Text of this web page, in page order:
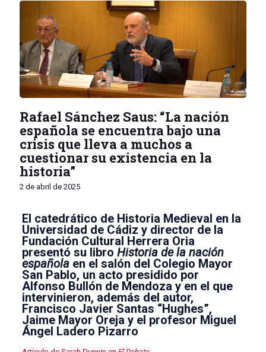
Rafael Sánchez Saus: “La nación
española se encuentra bajo una
crisis que lleva a muchos a
cuestionar su existencia en la
historia”
2 de abril de 2025
El catedrático de Historia Medieval en la
Universidad de Cádiz y director de la
Fundación Cultural Herrera Oria
presentó su libro Historia de la nación
españolaen el salón del Colegio Mayor
San Pablo, un acto presidido por
Alfonso Bullón de Mendoza y en el que
intervinieron, además del autor,
Francisco Javier Santas “Hughes”,
Jaime Mayor Oreja y el profesor Miguel
Ángel Ladero Pizarro